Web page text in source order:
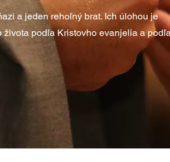
a jeden rehoľný brat. Ich úlohou je
života podľa Kristovho evanjelia a